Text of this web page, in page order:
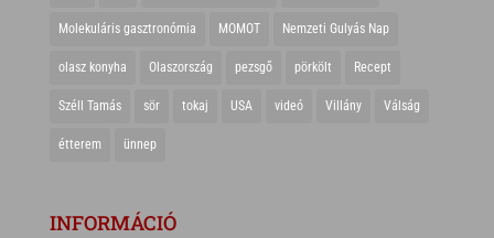
Molekuláris gasztronómia MOMOT Nemzeti Gulyás Nap
olasz konyha Olaszország pezsgő pörkölt Recept
Széll Tamás sör tokaj USA videó Villány Válság
étterem ünnep
INFORMÁCIÓ